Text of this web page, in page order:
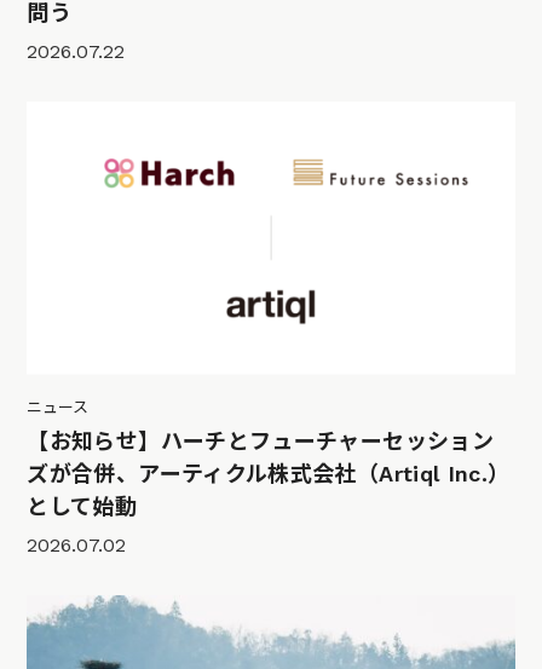
問う
2026.07.22
ニュース
【お知らせ】ハーチとフューチャーセッション
ズが合併、アーティクル株式会社（Artiql Inc.）
として始動
2026.07.02